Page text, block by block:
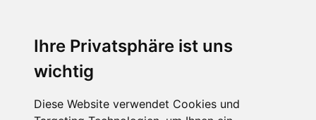
Ihre Privatsphäre ist uns
wichtig
Diese Website verwendet Cookies und